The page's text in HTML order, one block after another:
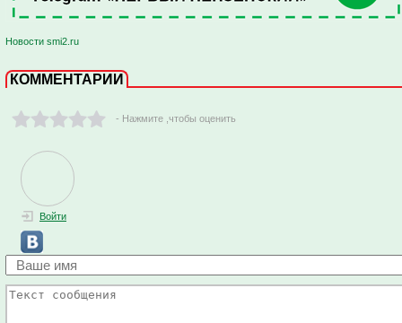
Новости smi2.ru
КОММЕНТАРИИ
- Нажмите ,чтобы оценить
Войти